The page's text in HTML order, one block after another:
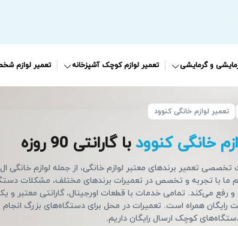
و گرمایشی تعمیر لوازم کوچک آشپزخانه تعمیر لوازم
تعمیر لوازم خانگی کنوود
خانگی کنوودبا گارانتی 90 روزه
تخصصی تعمیر برندهای معتبر لوازم خانگی، از جمله لوازم خانگی
ما با تجربه و تخصص در تعمیرات برندهای مختلف، مشکلات
رفع می‌کند. تمامی خدمات با قطعات اورجینال، گارانتی معتبر و
همراه است. تعمیرات در محل برای دستگاه‌های بزرگ انجام
کوچک ارسال رایگان داریم.